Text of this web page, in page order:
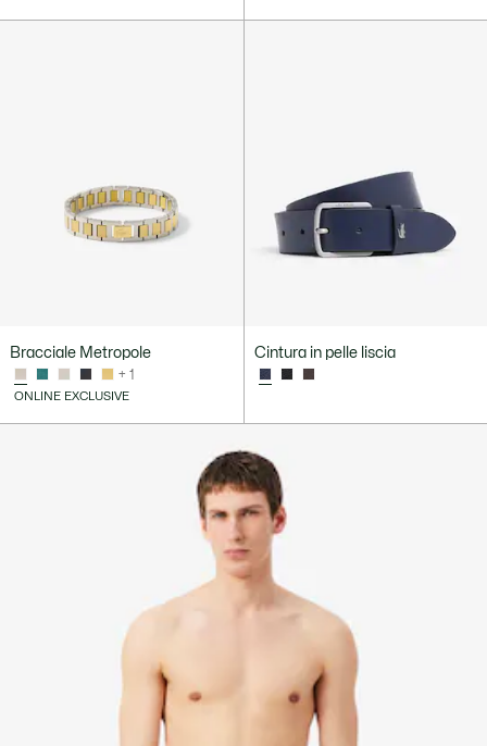
Bracciale Metropole
+ 1
ONLINE EXCLUSIVE
Cintura in pelle liscia